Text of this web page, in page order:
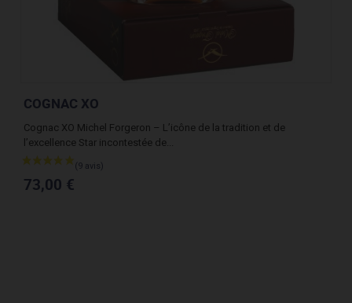
COGNAC XO
Cognac XO Michel Forgeron – L’icône de la tradition et de
l’excellence Star incontestée de...
73,00 €